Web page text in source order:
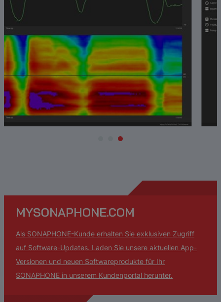
MYSONAPHONE.COM
Als SONAPHONE-Kunde erhalten Sie exklusiven Zugriff
auf Software-Updates. Laden Sie unsere aktuellen App-
Versionen und neuen Softwareprodukte für Ihr
SONAPHONE in unserem Kundenportal herunter.